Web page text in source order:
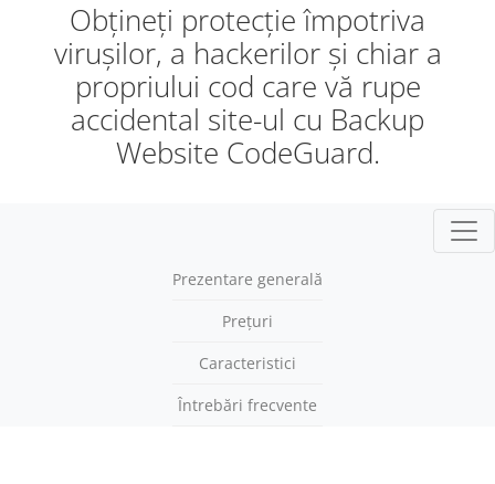
Obțineți protecție împotriva
virușilor, a hackerilor și chiar a
propriului cod care vă rupe
accidental site-ul cu Backup
Website CodeGuard.
Prezentare generală
Prețuri
Caracteristici
Întrebări frecvente